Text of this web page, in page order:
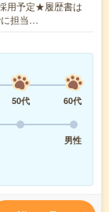
用予定★履歴書は
に担当…
50代
60代
男性